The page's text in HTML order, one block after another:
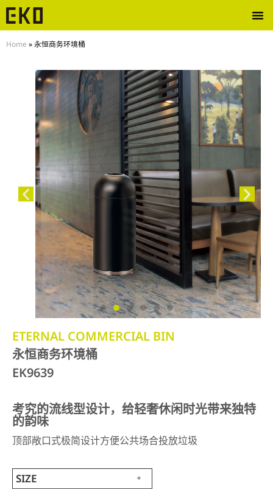
Home »永恒商务环境桶
ETERNAL COMMERCIAL BIN
永恒商务环境桶
EK9639
考究的流线型设计，给轻奢休闲时光带来独特
的韵味
顶部敞口式极简设计方便公共场合投放垃圾
SIZE